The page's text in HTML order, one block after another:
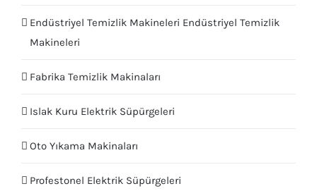
Endüstriyel Temizlik Makineleri Endüstriyel Temizlik
Makineleri
Fabrika Temizlik Makinaları
Islak Kuru Elektrik Süpürgeleri
Oto Yıkama Makinaları
Profestonel Elektrik Süpürgeleri